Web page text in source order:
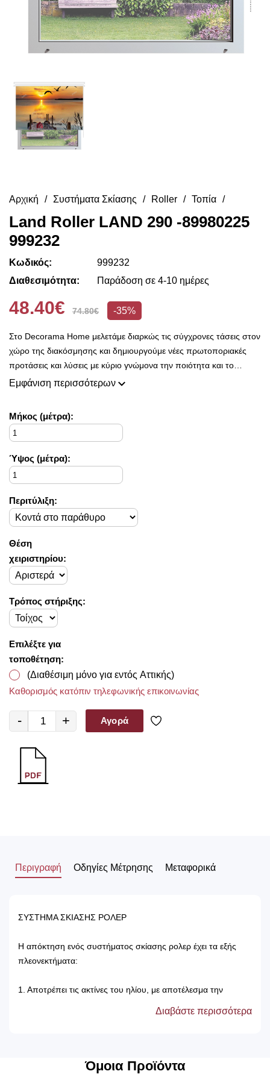
Αρχική Συστήματα Σκίασης Roller Τοπία
Land Roller LAND 290 -89980225
999232
Κωδικός:
999232
Διαθεσιμότητα:
Παράδοση σε 4-10 ημέρες
48.40€ 74.80€ -35%
Στο Decorama Home μελετάμε διαρκώς τις σύγχρονες τάσεις στον
χώρο της διακόσμησης και δημιουργούμε νέες πρωτοποριακές
προτάσεις και λύσεις με κύριο γνώμονα την ποιότητα και το
ασύγκριτο design, προκειμένου να είμαστε πάντοτε σε θέση να
φρέσκες ιδέες διακόσμησης, που ικανοποιούν ακόμη και τους πιο
απαιτητικούς!
Στο Decorama Home έχουμε ως στόχο να χαρίσουμε χρώμα και
ασύγκριτο στυλ στο προσωπικό σας χώρο και να τον αναδείξουμε
με τον πιο όμορφο τρόπο!
Εμφάνιση περισσότερων
Mήκος (μέτρα):
Ύψος (μέτρα):
Περιτύλιξη:
Θέση
χειριστηρίου:
Τρόπος στήριξης:
Επιλέξτε για
τοποθέτηση:
(Διαθέσιμη μόνο για εντός Αττικής)
Καθορισμός κατόπιν τηλεφωνικής επικοινωνίας
- + Αγορά
Περιγραφή Οδηγίες Μέτρησης Μεταφορικά
ΣΥΣΤΗΜΑ ΣΚΙΑΣΗΣ ΡΟΛΕΡ
Η απόκτηση ενός συστήματος σκίασης ρολερ έχει τα εξής
πλεονεκτήματα:
1. Αποτρέπει τις ακτίνες του ηλίου, με αποτέλεσμα την
2. Δεν χρειάζονται πλύσιμο, καθώς καθαρίζονται μόνο με ένα
χρόνο αλλά και στον ήλιο.
4. Μπορούν να τοποθετηθούν κάτω από ξύλινη μετώπη ή
Διαβάστε περισσότερα
Όμοια Προϊόντα